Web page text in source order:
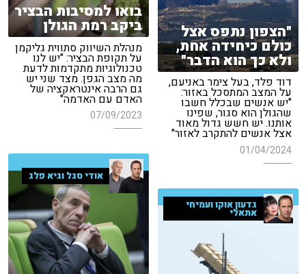
"הצפון נתפס אצל
כולם כיחידה אחת,
ולא כך הוא הדבר"
דוד פלד, בעל צימר באניעם,
על המצב המתסכל באזור:
"יש אנשים שבכלל חשבו
שהגולן הוא סגור, שפינו
אותנו. יש חשש גדול מאוד
אצל אנשים להתקרב לאזור"
01/04/2024
בואו למסיבות הבציר
ביקב רמת הגולן
מנהלת השיווק סתווית גליקמן
על תקופת הבציר: "יש לנו
טכנולוגיות מתקדמות לדעת
מה מצב הגפן. מצד שני יש
גם הרבה אינטראקציה של
האדם עם האדמה"
07/09/2023
אודי סגל וגיא פלג
גדעון אוקו ועמיחי
אתאלי